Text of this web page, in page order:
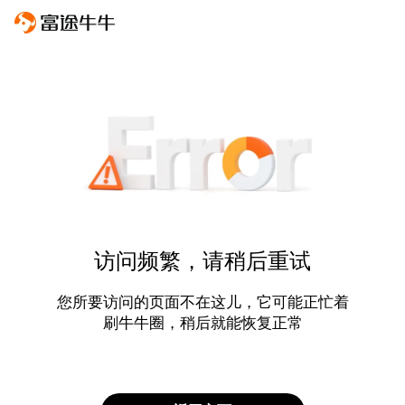
访问频繁，请稍后重试
您所要访问的页面不在这儿，它可能正忙着
刷牛牛圈，稍后就能恢复正常